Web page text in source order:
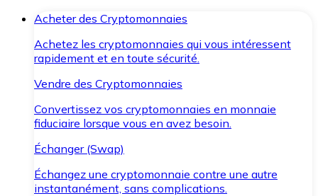
Acheter des Cryptomonnaies
Achetez les cryptomonnaies qui vous intéressent
rapidement et en toute sécurité.
Vendre des Cryptomonnaies
Convertissez vos cryptomonnaies en monnaie
fiduciaire lorsque vous en avez besoin.
Échanger (Swap)
Échangez une cryptomonnaie contre une autre
instantanément, sans complications.